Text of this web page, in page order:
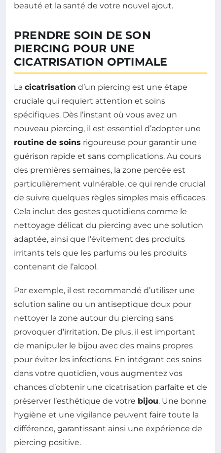
beauté et la santé de votre nouvel ajout.
PRENDRE SOIN DE SON
PIERCING POUR UNE
CICATRISATION OPTIMALE
La cicatrisation d’un piercing est une étape
cruciale qui requiert attention et soins
spécifiques. Dès l’instant où vous avez un
nouveau piercing, il est essentiel d’adopter une
routine de soins rigoureuse pour garantir une
guérison rapide et sans complications. Au cours
des premières semaines, la zone percée est
particulièrement vulnérable, ce qui rende crucial
de suivre quelques règles simples mais efficaces.
Cela inclut des gestes quotidiens comme le
nettoyage délicat du piercing avec une solution
adaptée, ainsi que l’évitement des produits
irritants tels que les parfums ou les produits
contenant de l’alcool.
Par exemple, il est recommandé d’utiliser une
solution saline ou un antiseptique doux pour
nettoyer la zone autour du piercing sans
provoquer d’irritation. De plus, il est important
de manipuler le bijou avec des mains propres
pour éviter les infections. En intégrant ces soins
dans votre quotidien, vous augmentez vos
chances d’obtenir une cicatrisation parfaite et de
préserver l’esthétique de votre bijou. Une bonne
hygiène et une vigilance peuvent faire toute la
différence, garantissant ainsi une expérience de
piercing positive.